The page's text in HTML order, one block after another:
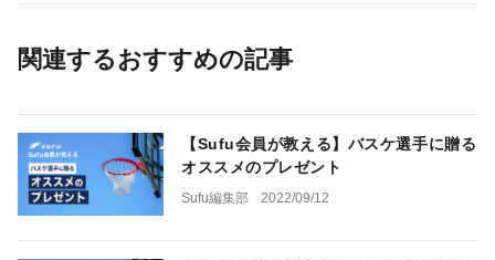
関連するおすすめの記事
【Sufu会員が教える】バスケ選手に贈る
オススメのプレゼント
Sufu編集部 2022/09/12